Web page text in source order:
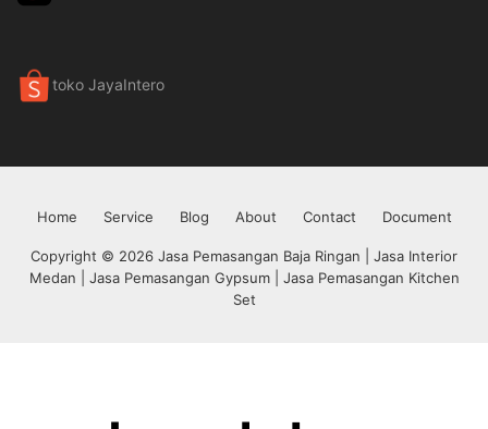
toko JayaIntero
Home Service Blog About Contact Document
Copyright © 2026 Jasa Pemasangan Baja Ringan | Jasa Interior
Medan | Jasa Pemasangan Gypsum | Jasa Pemasangan Kitchen
Set